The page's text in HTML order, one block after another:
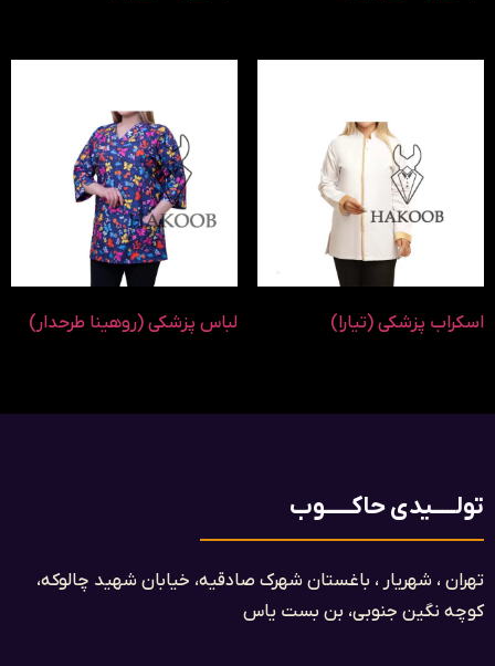
اسکراب پزشکی (تیارا) لباس پزشکی (روهینا طرحدار)
تولـــــیدی حاکــــــوب
تهران ، شهریار ، باغستان شهرک صادقیه، خیابان شهید چالوکه،
کوچه نگین جنوبی، بن بست یاس​